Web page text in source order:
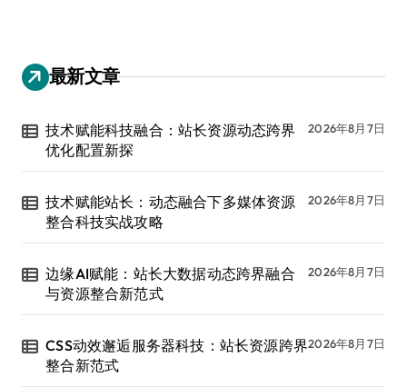
最新文章
技术赋能科技融合：站长资源动态跨界
优化配置新探
2026年8月7日
技术赋能站长：动态融合下多媒体资源
整合科技实战攻略
2026年8月7日
边缘AI赋能：站长大数据动态跨界融合
与资源整合新范式
2026年8月7日
CSS动效邂逅服务器科技：站长资源跨界
整合新范式
2026年8月7日